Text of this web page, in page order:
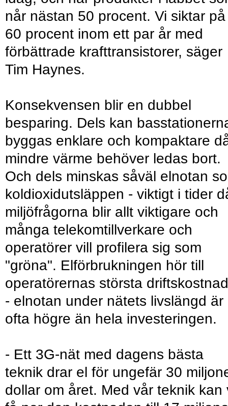
når nästan 50 procent. Vi siktar på
60 procent inom ett par år med
förbättrade krafttransistorer, säger
Tim Haynes.
Konsekvensen blir en dubbel
besparing. Dels kan
byggas enklare och kompaktare
mindre värme behöver ledas bort.
Och dels minskas såväl elnotan
koldioxidutsläppen - viktigt i tider
miljöfrågorna blir allt viktigare och
många telekomtillverkare och
operatörer vill profilera sig som
"gröna". Elförbrukningen hör till
operatörernas största
- elnotan under nätets livslängd är
ofta högre än hela investeringen.
- Ett 3G-nät med dagens bästa
teknik drar el för ungefär 30
dollar om året. Med vår teknik kan